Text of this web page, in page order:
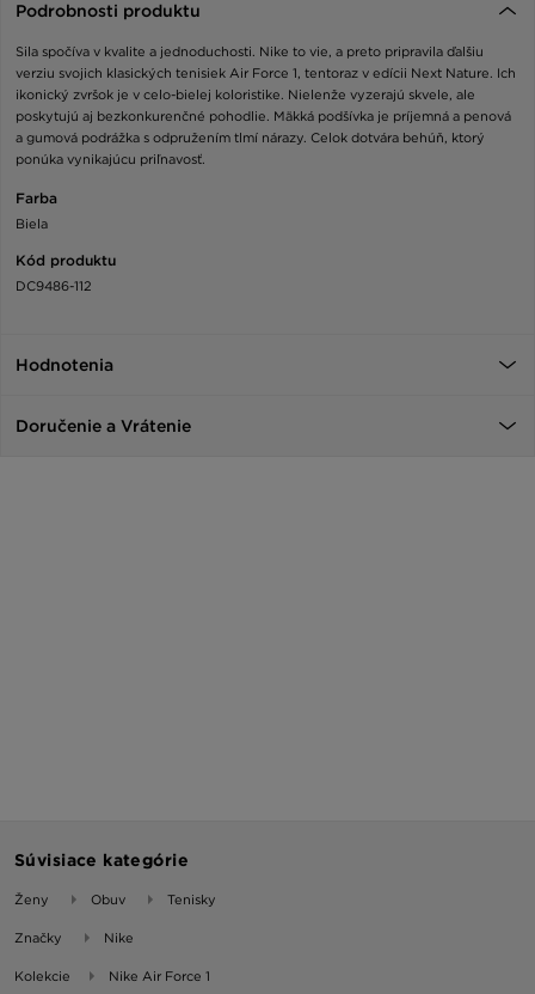
Podrobnosti produktu
Sila spočíva v kvalite a jednoduchosti. Nike to vie, a preto pripravila ďalšiu
verziu svojich klasických tenisiek Air Force 1, tentoraz v edícii Next Nature. Ich
ikonický zvršok je v celo-bielej koloristike. Nielenže vyzerajú skvele, ale
poskytujú aj bezkonkurenčné pohodlie. Mäkká podšívka je príjemná a penová
a gumová podrážka s odpružením tlmí nárazy. Celok dotvára behúň, ktorý
ponúka vynikajúcu priľnavosť.
Farba
Biela
Kód produktu
DC9486-112
Hodnotenia
Doručenie a Vrátenie
Súvisiace kategórie
Ženy Obuv Tenisky
Značky Nike
Kolekcie Nike Air Force 1